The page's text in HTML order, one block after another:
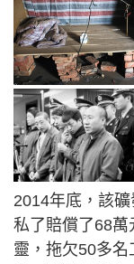
2014年底，該
私了賠償了68萬
靈，拖欠50多